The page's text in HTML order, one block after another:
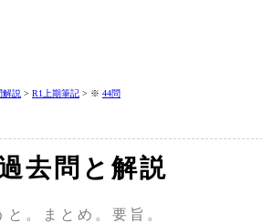
解説 > R1上期筆記 > ※ 44問
去問と解説
。まとめ。要旨。